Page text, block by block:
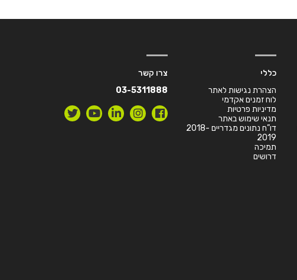
כללי
הצהרת נגישות לאתר
לוח זמנים אקדמי
מדיניות פרטיות
תנאי שימוש באתר
דו”ח נתונים מגדריים 2018-
2019
תמיכה
דרושים
צרו קשר
03-5311888